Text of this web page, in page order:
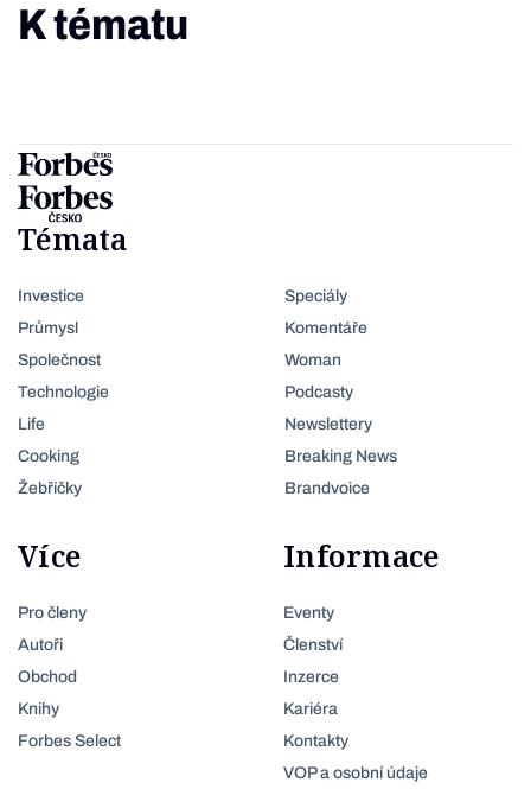
K tématu
Témata
Investice
Průmysl
Společnost
Technologie
Life
Cooking
Žebříčky
Speciály
Komentáře
Woman
Podcasty
Newslettery
Breaking News
Brandvoice
Více
Pro členy
Autoři
Obchod
Knihy
Forbes Select
Informace
Eventy
Členství
Inzerce
Kariéra
Kontakty
VOP a osobní údaje